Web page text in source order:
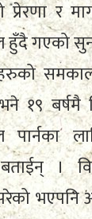
र
हुँदै गएको
बर्षमै
पार्नका
।
भएपनि